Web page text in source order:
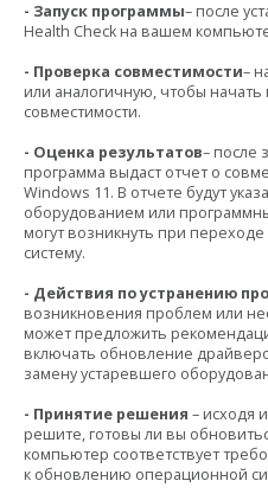
- Запуск программы– после
Health Check на вашем
- Проверка совместимости–
или аналогичную, чтобы
совместимости.
- Оценка результатов– после
программа выдаст отчет о
Windows 11. В отчете будут
оборудованием или
могут возникнуть при
систему.
- Действия по устранению
возникновения проблем или
может предложить
включать обновление
замену устаревшего
- Принятие решения – исходя
решите, готовы ли вы
компьютер соответствует
к обновлению операционной